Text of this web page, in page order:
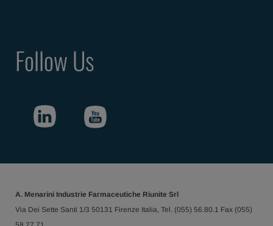
Follow Us
A. Menarini Industrie Farmaceutiche Riunite Srl
Via Dei Sette Santi 1/3 50131 Firenze Italia, Tel. (055) 56.80.1 Fax (055)